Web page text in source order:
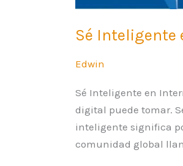
Sé Inteligente
Edwin
Sé Inteligente en
digital puede tomar.
inteligente significa
comunidad global